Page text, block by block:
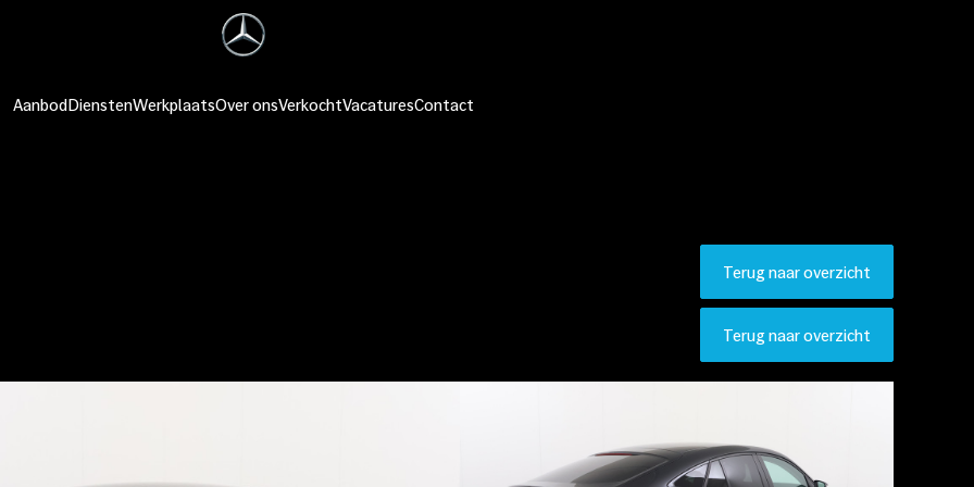
AanbodDienstenWerkplaatsOver onsVerkochtVacaturesContact
Terug naar overzicht
Terug naar overzicht